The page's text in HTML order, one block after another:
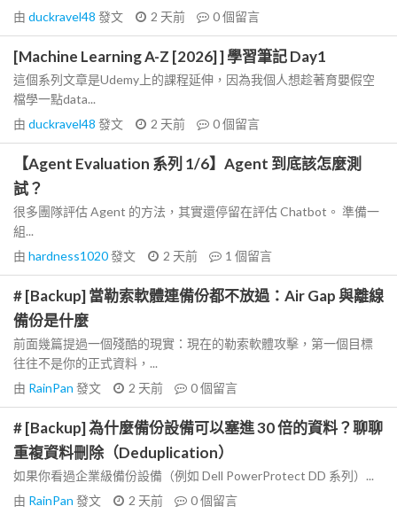
由 duckravel48 發文 2 天前 0個留言
[Machine Learning A-Z [2026] ] 學習筆記 Day1
這個系列文章是Udemy上的課程延伸，因為我個人想趁著育嬰假空
檔學一點data...
由 duckravel48 發文 2 天前 0個留言
【Agent Evaluation 系列 1/6】Agent 到底該怎麼測
試？
很多團隊評估 Agent 的方法，其實還停留在評估 Chatbot。 準備一
組...
由 hardness1020發文 2 天前 1 個留言
# [Backup] 當勒索軟體連備份都不放過：Air Gap 與離線
備份是什麼
前面幾篇提過一個殘酷的現實：現在的勒索軟體攻擊，第一個目標
往往不是你的正式資料，...
由 RainPan 發文 2 天前 0個留言
# [Backup] 為什麼備份設備可以塞進 30 倍的資料？聊聊
重複資料刪除（Deduplication）
如果你看過企業級備份設備（例如 Dell PowerProtect DD 系列）...
由 RainPan 發文 2 天前 0個留言